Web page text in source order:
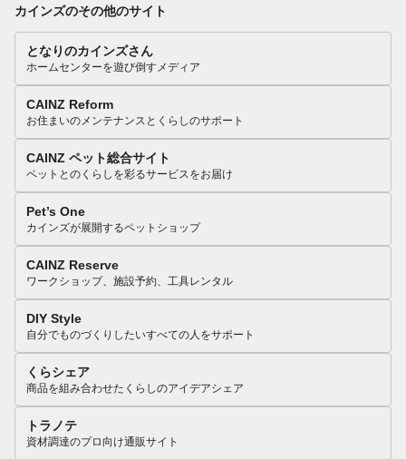
カインズのその他のサイト
となりのカインズさん
ホームセンターを遊び倒すメディア
CAINZ Reform
お住まいのメンテナンスとくらしのサポート
CAINZ ペット総合サイト
ペットとのくらしを彩るサービスをお届け
Pet’s One
カインズが展開するペットショップ
CAINZ Reserve
ワークショップ、施設予約、工具レンタル
DIY Style
自分でものづくりしたいすべての人をサポート
くらシェア
商品を組み合わせたくらしのアイデアシェア
トラノテ
資材調達のプロ向け通販サイト